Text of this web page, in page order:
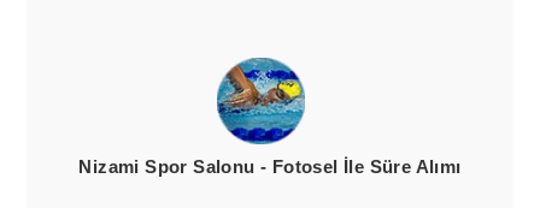
Nizami Spor Salonu - Fotosel İle Süre Alımı